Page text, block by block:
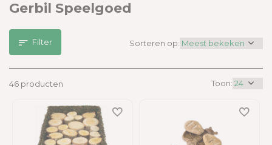
Gerbil Speelgoed
Filter
46 producten Toon:
Sorteren op: